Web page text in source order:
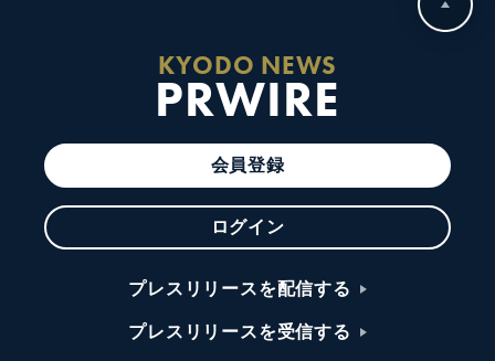
KYODO NEWS
PRWIRE
会員登録
ログイン
プレスリリースを配信する
プレスリリースを受信する